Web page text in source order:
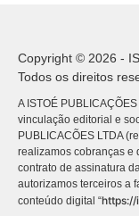
Copyright © 2026 -
Todos os direitos
A ISTOÉ
vinculação editorial e
PUBLICACÕES LTDA
realizamos cobranças e
contrato de assinatura
autorizamos terceiros a
conteúdo digital “